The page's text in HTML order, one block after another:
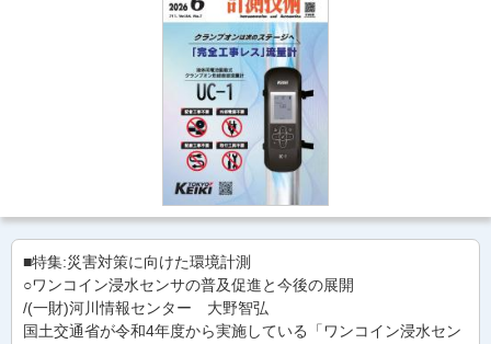
■特集:災害対策に向けた環境計測
○ワンコイン浸水センサの普及促進と今後の展開
/(一財)河川情報センター 大野智弘
国土交通省が令和4年度から実施している「ワンコイン浸水セン